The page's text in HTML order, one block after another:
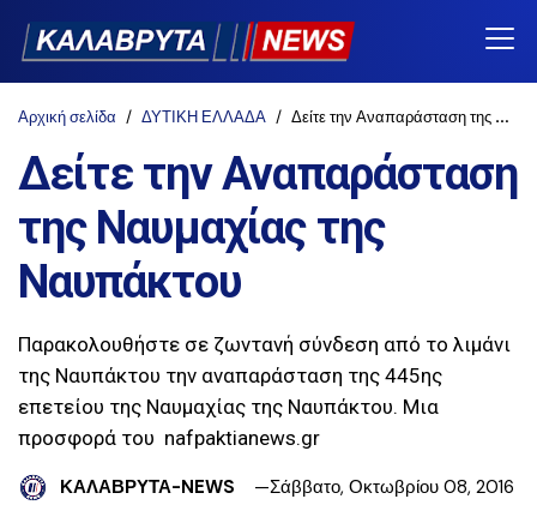
Αρχική σελίδα ΔΥΤΙΚΗ ΕΛΛΑΔΑ Δείτε την Αναπαράσταση της Ναυμαχίας της Ναυπάκτου
Δείτε την Αναπαράσταση
της Ναυμαχίας της
Ναυπάκτου
Παρακολουθήστε σε ζωντανή σύνδεση από το λιμάνι
της Ναυπάκτου την αναπαράσταση της 445ης
επετείου της Ναυμαχίας της Ναυπάκτου. Μια
προσφορά του nafpaktianews.gr
ΚΑΛΑΒΡΥΤΑ-NEWS Σάββατο, Οκτωβρίου 08, 2016